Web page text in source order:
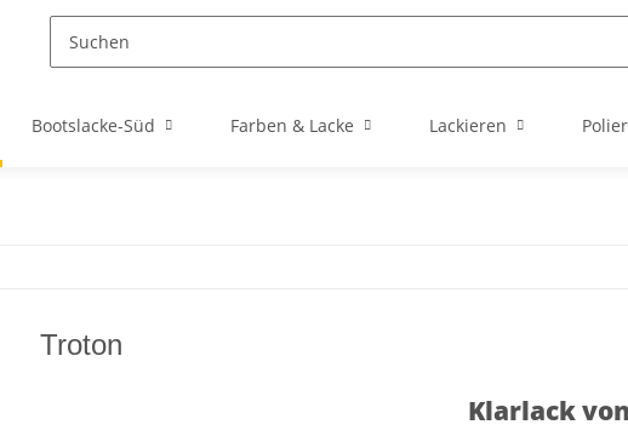
Bootslacke-Süd Farben & Lacke Lackieren
Troton
Klarlack